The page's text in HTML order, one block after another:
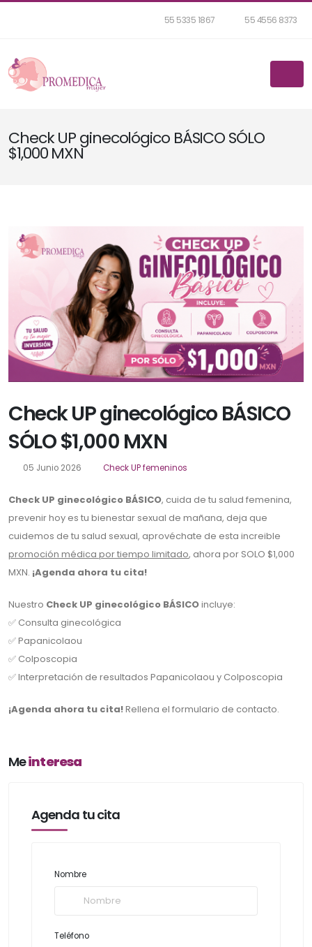
55 5335 1867 55 4556 8373
Check UP ginecológico BÁSICO SÓLO
$1,000 MXN
Check UP ginecológico BÁSICO
SÓLO $1,000 MXN
05 Junio 2026 Check UP femeninos
Check UP ginecológico BÁSICO, cuida de tu salud femenina,
prevenir hoy es tu bienestar sexual de mañana, deja que
cuidemos de tu salud sexual, aprovéchate de esta increible
promoción médica por tiempo limitado, ahora por SOLO $1,000
MXN. ¡Agenda ahora tu cita!
Nuestro Check UP ginecológico BÁSICOincluye:
✅ Consulta ginecológica
✅ Papanicolaou
✅ Colposcopia
✅ Interpretación de resultados Papanicolaou y Colposcopia
¡Agenda ahora tu cita!Rellena el formulario de contacto.
Meinteresa
Agenda tu cita
Nombre
Teléfono